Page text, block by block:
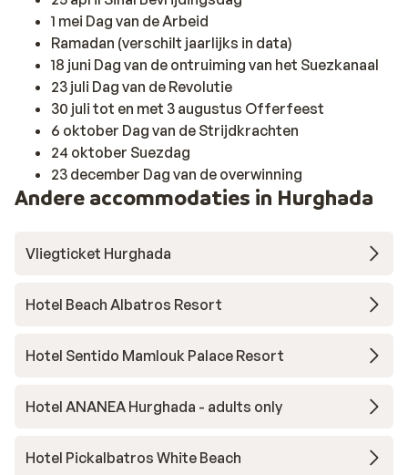
1 mei Dag van de Arbeid
Ramadan (verschilt jaarlijks in data)
18 juni Dag van de ontruiming van het Suezkanaal
23 juli Dag van de Revolutie
30 juli tot en met 3 augustus Offerfeest
6 oktober Dag van de Strijdkrachten
24 oktober Suezdag
23 december Dag van de overwinning
Andere accommodaties in Hurghada
Vliegticket Hurghada
Hotel Beach Albatros Resort
Hotel Sentido Mamlouk Palace Resort
Hotel ANANEA Hurghada - adults only
Hotel Pickalbatros White Beach